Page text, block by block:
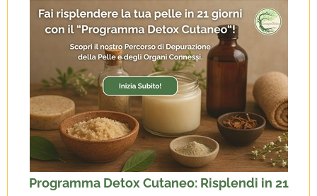
Programma Detox Cutaneo: Risplendi in 21